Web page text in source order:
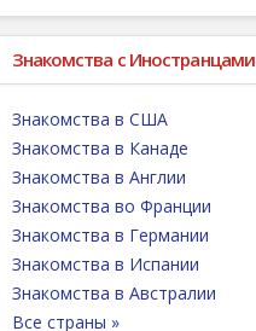
Знакомства с Иностранцами
Знакомства в США
Знакомства в Канаде
Знакомства в Англии
Знакомства во Франции
Знакомства в Германии
Знакомства в Испании
Знакомства в Австралии
Все страны »